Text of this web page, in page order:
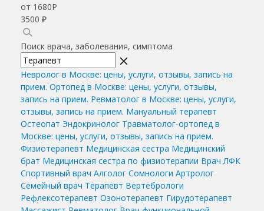
от 1680Р
3500 ₽
Поиск врача, заболевания, симптома
Невролог в Москве: цены, услуги, отзывы, запись на
прием. Ортопед в Москве: цены, услуги, отзывы,
запись на прием. Ревматолог в Москве: цены, услуги,
отзывы, запись на прием. Мануальный терапевт
Остеопат Эндокринолог Травматолог-ортопед в
Москве: цены, услуги, отзывы, запись на прием.
Физиотерапевт Медицинская сестра Медицинский
брат Медицинская сестра по физиотерапии Врач ЛФК
Спортивный врач Алголог Сомнологи Артролог
Семейный врач Терапевт Вертебрологи
Рефлексотерапевт Озонотерапевт Гирудотерапевт